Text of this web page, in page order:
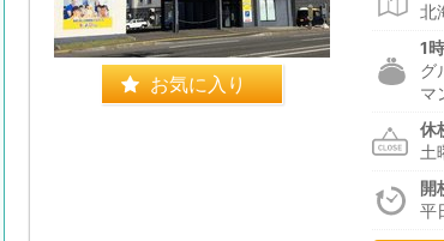
お気に入り
北
1
グ
マ
休
開
平